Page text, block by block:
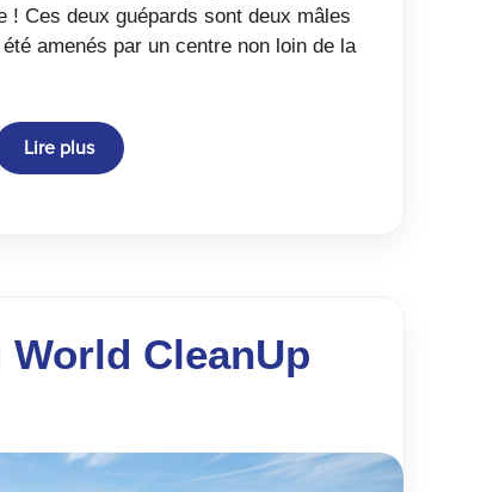
! Ces deux guépards sont deux mâles
amenés par un centre non loin de la
Lire plus
CleanUp